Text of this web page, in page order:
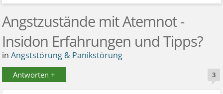
Angstzustände mit Atemnot -
Insidon Erfahrungen und Tipps?
inAngststörung & Panikstörung
Antworten + 3